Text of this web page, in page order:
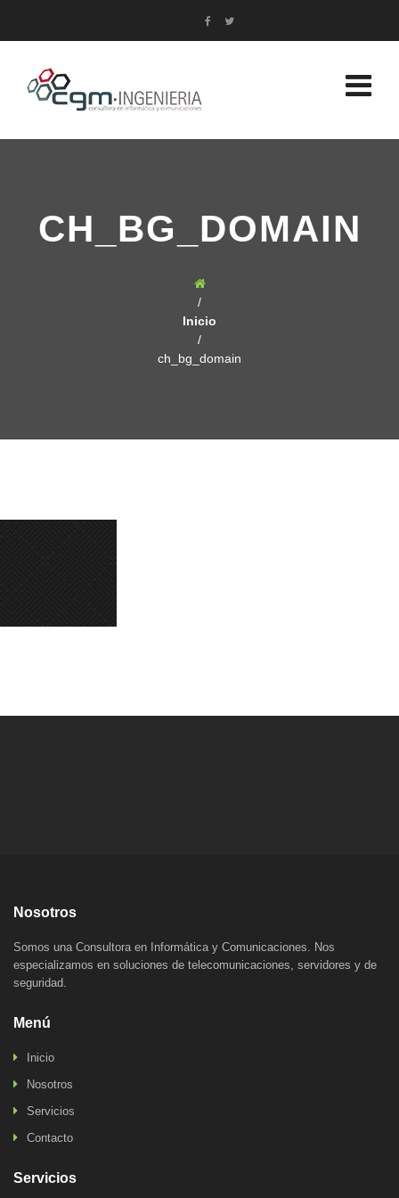
CH_BG_DOMAIN
/
Inicio
/
ch_bg_domain
Nosotros
Somos una Consultora en Informática y Comunicaciones. Nos
especializamos en soluciones de telecomunicaciones, servidores y de
seguridad.
Menú
Inicio
Nosotros
Servicios
Contacto
Servicios